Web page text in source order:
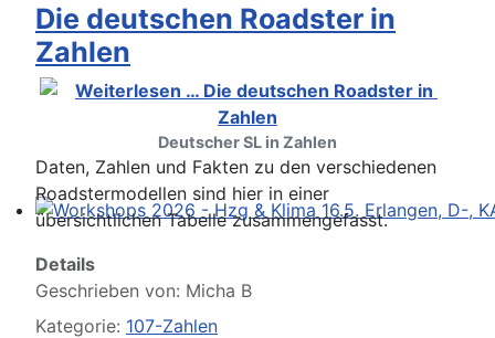
Workshops 2026 - Hzg & Klima 16.5. Erlangen, D-,
Die deutschen Roadster in
Zahlen
Deutscher SL in Zahlen
Daten, Zahlen und Fakten zu den verschiedenen
Roadstermodellen sind hier in einer
übersichtlichen Tabelle zusammengefasst.
Details
Geschrieben von: Micha B
Kategorie: 107-Zahlen